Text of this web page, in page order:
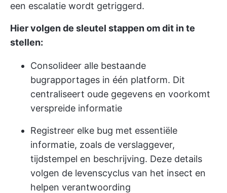
een escalatie wordt getriggerd.
Hier volgen de sleutel stappen om dit in te
stellen:
Consolideer alle bestaande
bugrapportages in één platform. Dit
centraliseert oude gegevens en voorkomt
verspreide informatie
Registreer elke bug met essentiële
informatie, zoals de verslaggever,
tijdstempel en beschrijving. Deze details
volgen de levenscyclus van het insect en
helpen verantwoording